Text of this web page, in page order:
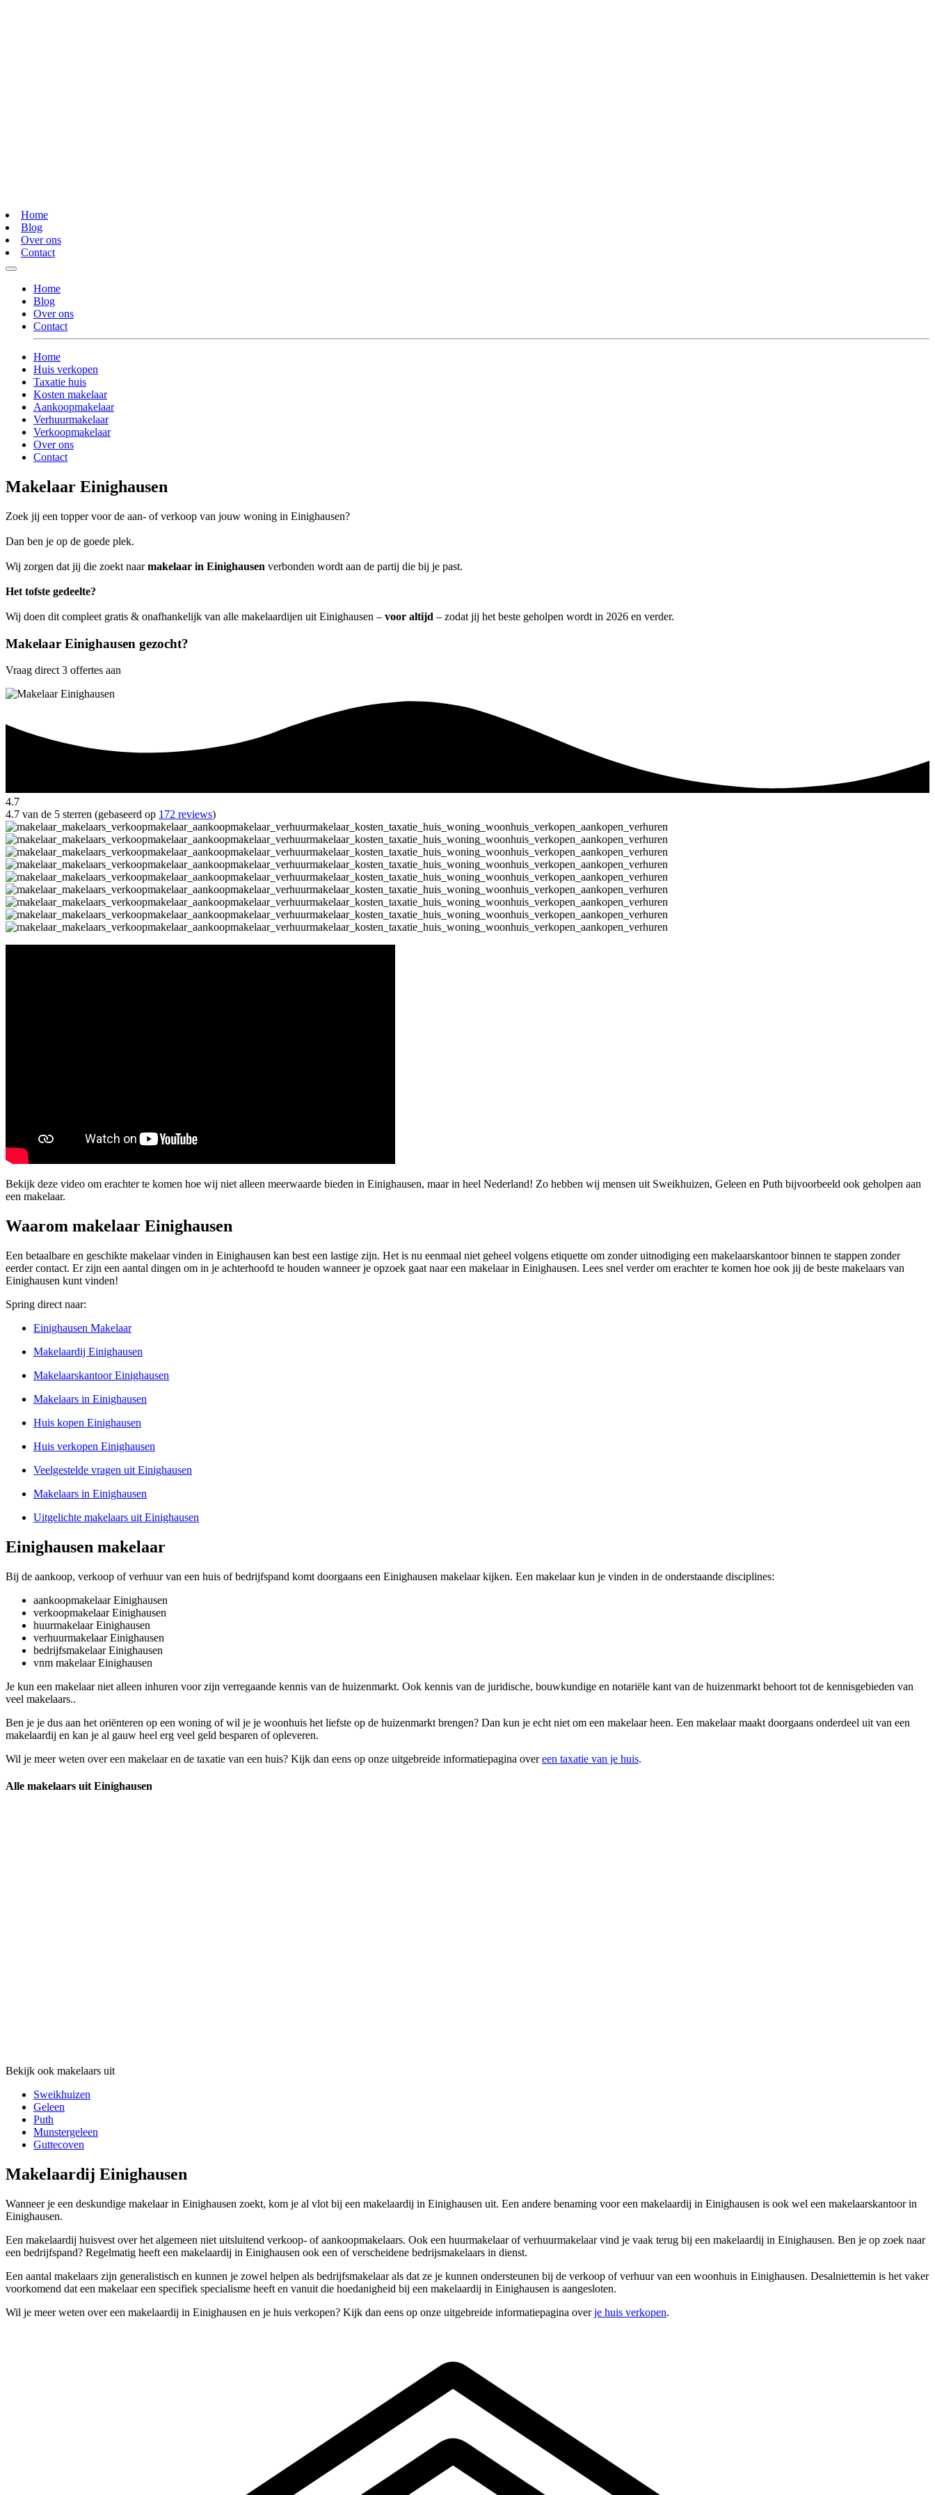
Home
Blog
Over ons
Contact
Home
Blog
Over ons
Contact
Home
Huis verkopen
Taxatie huis
Kosten makelaar
Aankoopmakelaar
Verhuurmakelaar
Verkoopmakelaar
Over ons
Contact
Makelaar Einighausen
Zoek jij een topper voor de aan- of verkoop van jouw woning in Einighausen?
Dan ben je op de goede plek.
Wij zorgen dat jij die zoekt naarmakelaar in Einighausen verbonden wordt aan de partij die bij je past.
Het tofste gedeelte?
Wij doen dit compleet gratis & onafhankelijk van alle makelaardijen uit Einighausen – voor altijd – zodat jij het beste geholpen wordt in 2026 en verder.
Makelaar Einighausen gezocht?
Vraag direct 3 offertes aan
4.7
4.7 van de 5 sterren (gebaseerd op 172 reviews)
Bekijk deze video om erachter te komen hoe wij niet alleen meerwaarde bieden in Einighausen, maar in heel Nederland! Zo hebben wij mensen uit Sweikhuizen, Geleen en Puth bijvoorbeeld ook geholpen aan
een makelaar.
Waarom makelaar Einighausen
Een betaalbare en geschikte makelaar vinden in Einighausen kan best een lastige zijn. Het is nu eenmaal niet geheel volgens etiquette om zonder uitnodiging een makelaarskantoor binnen te stappen zonder
eerder contact. Er zijn een aantal dingen om in je achterhoofd te houden wanneer je opzoek gaat naar een makelaar in Einighausen. Lees snel verder om erachter te komen hoe ook jij de beste makelaars van
Einighausen kunt vinden!
Spring direct naar:
Einighausen Makelaar
Makelaardij Einighausen
Makelaarskantoor Einighausen
Makelaars in Einighausen
Huis kopen Einighausen
Huis verkopen Einighausen
Veelgestelde vragen uit Einighausen
Makelaars in Einighausen
Uitgelichte makelaars uit Einighausen
Einighausen makelaar
Bij de aankoop, verkoop of verhuur van een huis of bedrijfspand komt doorgaans een Einighausen makelaar kijken. Een makelaar kun je vinden in de onderstaande disciplines:
aankoopmakelaar Einighausen
verkoopmakelaar Einighausen
huurmakelaar Einighausen
verhuurmakelaar Einighausen
bedrijfsmakelaar Einighausen
vnm makelaar Einighausen
Je kun een makelaar niet alleen inhuren voor zijn verregaande kennis van de huizenmarkt. Ook kennis van de juridische, bouwkundige en notariële kant van de huizenmarkt behoort tot de kennisgebieden van
veel makelaars..
Ben je je dus aan het oriënteren op een woning of wil je je woonhuis het liefste op de huizenmarkt brengen? Dan kun je echt niet om een makelaar heen. Een makelaar maakt doorgaans onderdeel uit van een
makelaardij en kan je al gauw heel erg veel geld besparen of opleveren.
Wil je meer weten over een makelaar en de taxatie van een huis? Kijk dan eens op onze uitgebreide informatiepagina overeen taxatie van je huis.
Alle makelaars uit Einighausen
Bekijk ook makelaars uit
Sweikhuizen
Geleen
Puth
Munstergeleen
Guttecoven
Makelaardij Einighausen
Wanneer je een deskundige makelaar in Einighausen zoekt, kom je al vlot bij een makelaardij in Einighausen uit. Een andere benaming voor een makelaardij in Einighausen is ook wel een makelaarskantoor in
Einighausen.
Een makelaardij huisvest over het algemeen niet uitsluitend verkoop- of aankoopmakelaars. Ook een huurmakelaar of verhuurmakelaar vind je vaak terug bij een makelaardij in Einighausen. Ben je op zoek naar
een bedrijfspand? Regelmatig heeft een makelaardij in Einighausen ook een of verscheidene bedrijsmakelaars in dienst.
Een aantal makelaars zijn generalistisch en kunnen je zowel helpen als bedrijfsmakelaar als dat ze je kunnen ondersteunen bij de verkoop of verhuur van een woonhuis in Einighausen. Desalniettemin is het vaker
voorkomend dat een makelaar een specifiek specialisme heeft en vanuit die hoedanigheid bij een makelaardij in Einighausen is aangesloten.
Wil je meer weten over een makelaardij in Einighausen en je huis verkopen? Kijk dan eens op onze uitgebreide informatiepagina overje huis verkopen.